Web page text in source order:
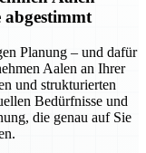
abgestimmt
Planung – und dafür
Aalen an Ihrer
und strukturierten
Bedürfnisse und
die genau auf Sie